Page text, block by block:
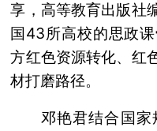
享，高等教育出版社
国43所高校的思政
方红色资源转化、红
材打磨路径。
邓艳君结合国